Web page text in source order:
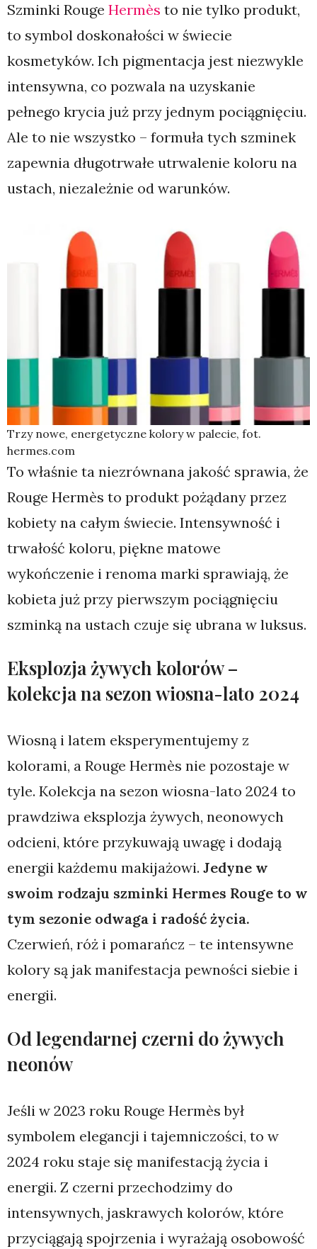
Szminki Rouge Hermès to nie tylko produkt,
to symbol doskonałości w świecie
kosmetyków. Ich pigmentacja jest niezwykle
intensywna, co pozwala na uzyskanie
pełnego krycia już przy jednym pociągnięciu.
Ale to nie wszystko – formuła tych szminek
zapewnia długotrwałe utrwalenie koloru na
ustach, niezależnie od warunków.
Trzy nowe, energetyczne kolory w palecie, fot.
hermes.com
To właśnie ta niezrównana jakość sprawia, że
Rouge Hermès to produkt pożądany przez
kobiety na całym świecie. Intensywność i
trwałość koloru, piękne matowe
wykończenie i renoma marki sprawiają, że
kobieta już przy pierwszym pociągnięciu
szminką na ustach czuje się ubrana w luksus.
Eksplozja żywych kolorów –
kolekcja na sezon wiosna-lato 2024
Wiosną i latem eksperymentujemy z
kolorami, a Rouge Hermès nie pozostaje w
tyle. Kolekcja na sezon wiosna-lato 2024 to
prawdziwa eksplozja żywych, neonowych
odcieni, które przykuwają uwagę i dodają
energii każdemu makijażowi. Jedyne w
swoim rodzaju szminki Hermes Rouge to w
tym sezonie odwaga i radość życia.
Czerwień, róż i pomarańcz – te intensywne
kolory są jak manifestacja pewności siebie i
energii.
Od legendarnej czerni do żywych
neonów
Jeśli w 2023 roku Rouge Hermès był
symbolem elegancji i tajemniczości, to w
2024 roku staje się manifestacją życia i
energii. Z czerni przechodzimy do
intensywnych, jaskrawych kolorów, które
przyciągają spojrzenia i wyrażają osobowość